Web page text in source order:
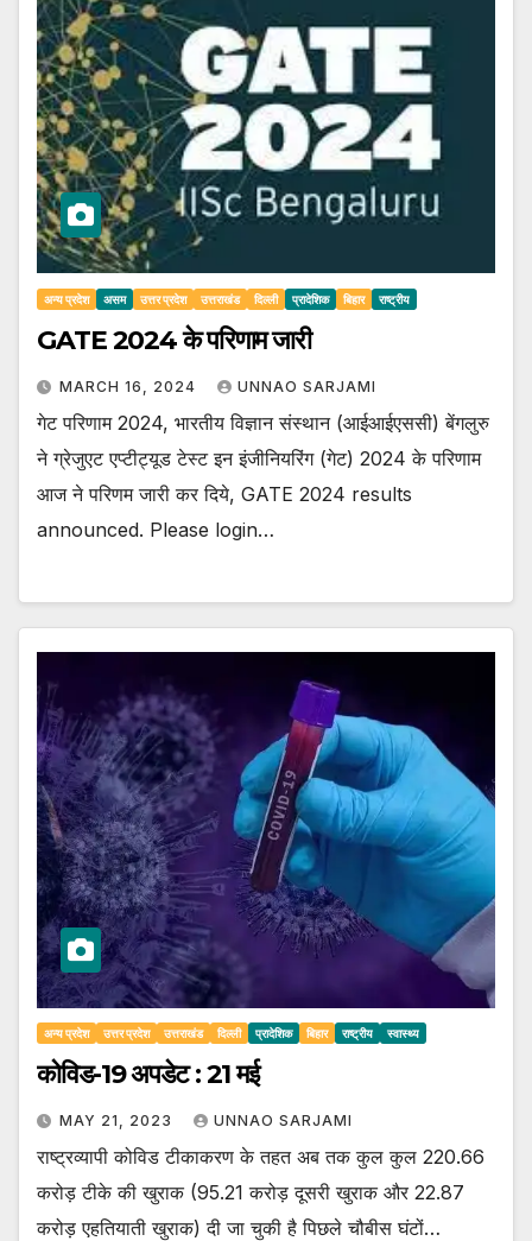
अन्य प्रदेश असम उत्तर प्रदेश उत्तराखंड दिल्ली प्रादेशिक बिहार राष्ट्रीय
GATE 2024 के परिणाम जारी
MARCH 16, 2024 UNNAO SARJAMI
गेट परिणाम 2024, भारतीय विज्ञान संस्थान (आईआईएससी) बेंगलुरु
ने ग्रेजुएट एप्टीट्यूड टेस्ट इन इंजीनियरिंग (गेट) 2024 के परिणाम
आज ने परिणम जारी कर दिये, GATE 2024 results
announced. Please login…
अन्य प्रदेश उत्तर प्रदेश उत्तराखंड दिल्ली प्रादेशिक बिहार राष्ट्रीय स्वास्थ्य
कोविड-19 अपडेट : 21 मई
MAY 21, 2023 UNNAO SARJAMI
राष्ट्रव्यापी कोविड टीकाकरण के तहत अब तक कुल कुल 220.66
करोड़ टीके की खुराक (95.21 करोड़ दूसरी खुराक और 22.87
करोड़ एहतियाती खुराक) दी जा चुकी है पिछले चौबीस घंटों…